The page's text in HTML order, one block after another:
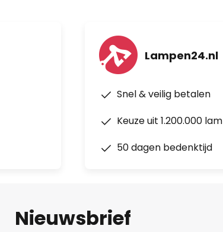
Lampen24.nl
Snel & veilig betalen
Keuze uit 1.200.000
50 dagen bedenktijd
Nieuwsbrief